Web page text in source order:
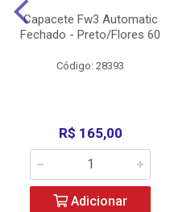
Capacete Fw3 Automatic
Fechado - Preto/Flores 60
Código: 28393
R$ 165,00
Adicionar